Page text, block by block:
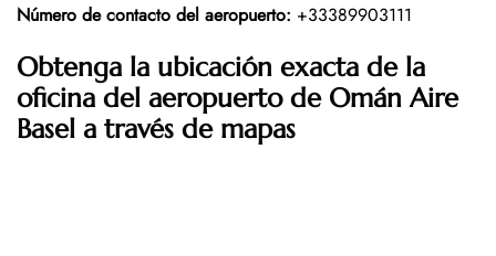
Número de contacto del aeropuerto: +33389903111
Obtenga la ubicación exacta de la
oficina del aeropuerto de Omán Aire
Basel a través de mapas